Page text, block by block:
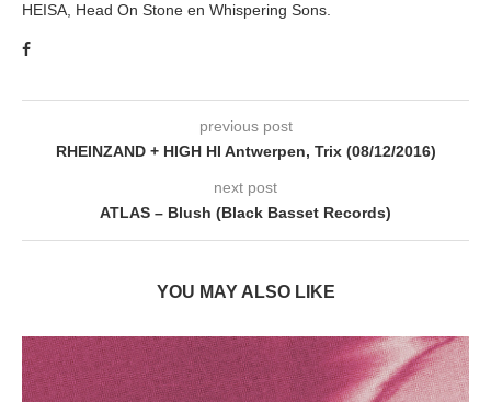
HEISA, Head On Stone en Whispering Sons.
previous post
RHEINZAND + HIGH HI Antwerpen, Trix (08/12/2016)
next post
ATLAS – Blush (Black Basset Records)
YOU MAY ALSO LIKE